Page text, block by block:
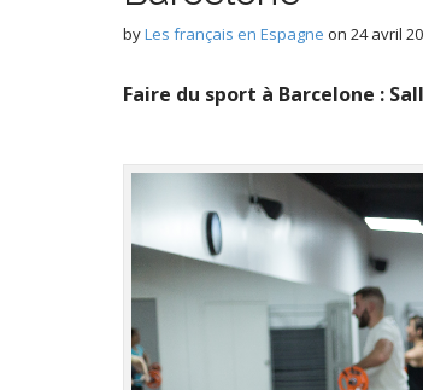
byLes français en Espagne on 24 avril
Faire du sport à Barcelone :